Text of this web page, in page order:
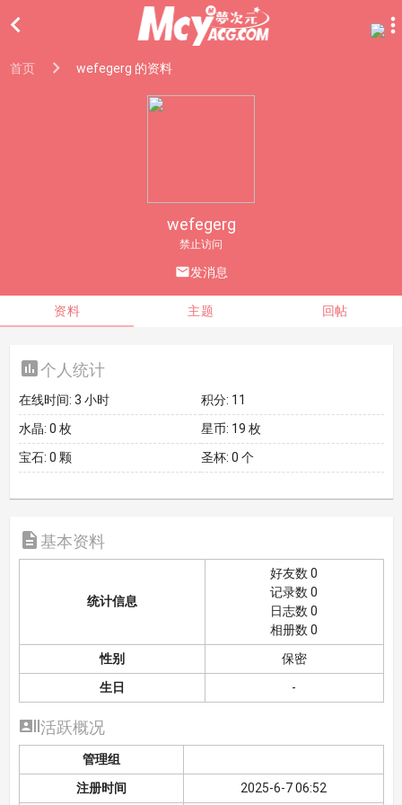

首页 wefegerg 的资料
wefegerg
禁止访问
发消息
资料 主题 回帖
个人统计
在线时间: 3 小时 积分: 11
水晶: 0 枚 星币: 19 枚
宝石: 0 颗 圣杯: 0 个
 基本资料
统计信息
好友数 0
记录数 0
日志数 0
相册数 0
性别
保密
生日
-
活跃概况
管理组
注册时间
2025-6-7 06:52